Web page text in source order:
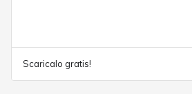
Scaricalo gratis!